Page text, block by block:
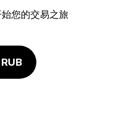
您的交易之旅